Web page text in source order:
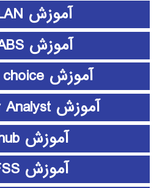
آموزش ePLAN
آموزش ETABS
آموزش expert choice
آموزش Frontier Analyst
آموزش github
آموزش HFSS